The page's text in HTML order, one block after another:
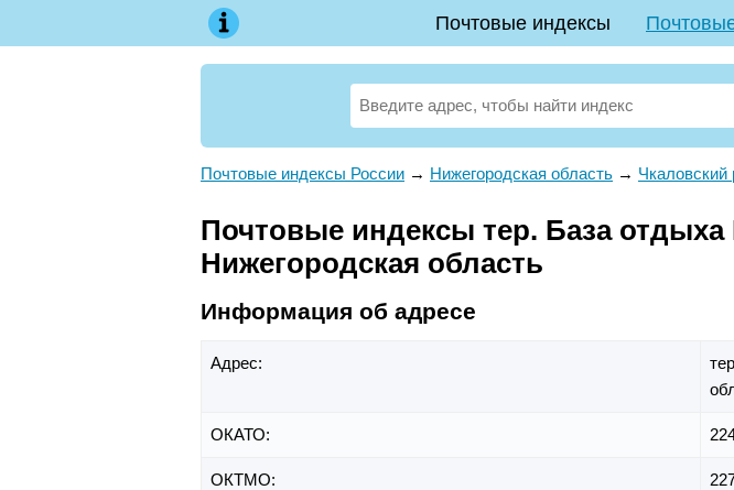
Почтовые индексы
Почтовые индексы России → Нижегородская область → Чкаловский
Почтовые индексы тер. База
Нижегородская область
Информация об адресе
Адрес:
ОКАТО:
ОКТМО: